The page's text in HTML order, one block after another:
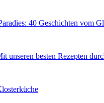
40 Geschichten vom
unseren besten Rezepten